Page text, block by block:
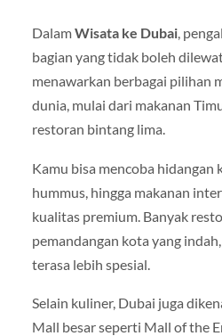
DalamWisata ke Dubai,
bagian yang tidak boleh
menawarkan berbagai pilihan
dunia, mulai dari makanan
restoran bintang lima.
Kamu bisa mencoba hidangan
hummus, hingga makanan
kualitas premium. Banyak
pemandangan kota yang
terasa lebih spesial.
Selain kuliner, Dubai juga
Mall besar seperti Mall of the